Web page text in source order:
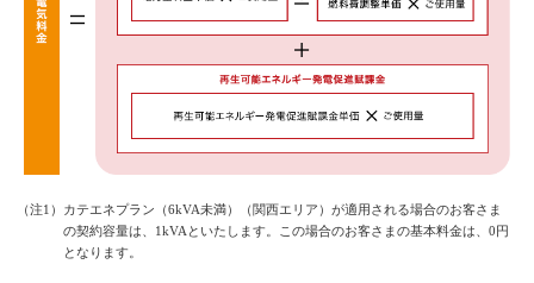
（注1）カテエネプラン（6kVA未満）（関西エリア）が適用される場合のお客さま
の契約容量は、1kVAといたします。この場合のお客さまの基本料金は、0円
となります。